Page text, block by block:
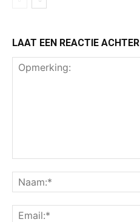
LAAT EEN REACTIE ACHTER